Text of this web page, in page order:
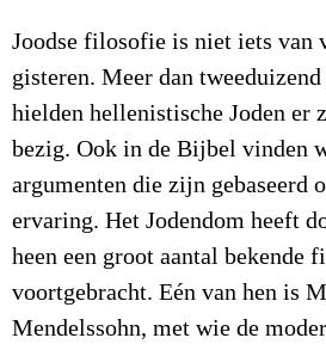
Joodse filosofie is niet iets van
gisteren. Meer dan
hielden hellenistische Joden er
bezig. Ook in de Bijbel vinden
argumenten die zijn gebaseerd
ervaring. Het Jodendom heeft
heen een groot aantal bekende
voortgebracht. Eén van hen is
Mendelssohn, met wie de